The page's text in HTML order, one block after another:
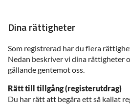
Dina rättigheter
Som registrerad har du flera
Nedan beskriver vi dina rättigheter
gällande gentemot oss.
Rätt till tillgång (registerutdrag)
Du har rätt att begära ett så kallat